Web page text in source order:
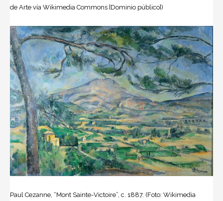
de Arte vía Wikimedia Commons [Dominio público])
Paul Cezanne, “Mont Sainte-Victoire”, c. 1887. (Foto: Wikimedia